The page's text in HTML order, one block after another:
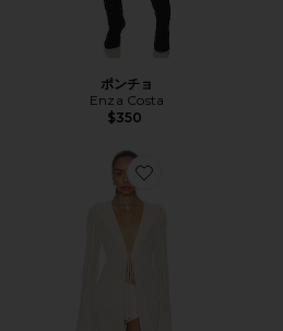
ポンチョ
Enza Costa
$350
Favorite SIENNA ローブ